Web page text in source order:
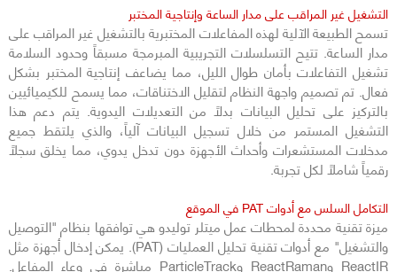
التشغيل غير المراقب على مدار الساعة وإنتاجية المختبر
تسمح الطبيعة الآلية لهذه المفاعلات المختبرية بالتشغيل غير المراقب على
مدار الساعة. تتيح التسلسلات التجريبية المبرمجة مسبقاً وحدود السلامة
تشغيل التفاعلات بأمان طوال الليل، مما يضاعف إنتاجية المختبر بشكل
فعال. تم تصميم واجهة النظام لتقليل الاختناقات، مما يسمح للكيميائيين
بالتركيز على تحليل البيانات بدلاً من التعديلات اليدوية. يتم دعم هذا
التشغيل المستمر من خلال تسجيل البيانات آلياً، والذي يلتقط جميع
مدخلات المستشعرات وأحداث الأجهزة دون تدخل يدوي، مما يخلق سجلاً
رقمياً شاملاً لكل تجربة.
التكامل السلس مع أدوات PAT في الموقع
ميزة تقنية محددة لمحطات عمل ميتلر توليدو هي توافقها بنظام "التوصيل
والتشغيل" مع أدوات تقنية تحليل العمليات (PAT). يمكن إدخال أجهزة مثل
ReactIR وReactRaman وParticleTrack مباشرة في وعاء المفاعل.